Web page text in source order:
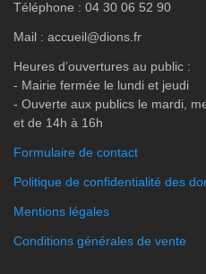
Téléphone : 04 30 06 52 90
Mail : accueil@dions.fr
Heures d’ouvertures au public :
- Mairie fermée le lundi et jeudi
- Ouverte aux publics le mardi,
et de 14h à 16h
Formulaire de contact
Politique de confidentialité des
Mentions légales
Conditions générales de vente